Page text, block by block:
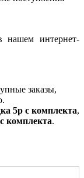
нашем интернет-
заказы,
5р с комплекта,
комплекта.